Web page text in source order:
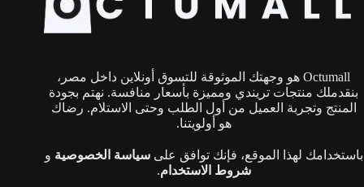
Octumall هو وجهتك الموثوقة للتسوق أونلاين داخل مصر،
بنقدملك منتجات تريندي ومميزة بأسعار منافسة. نهتم بجودة
المنتج وتجربة العميل من أول الطلب وحتى الاستلام. رضاك
هو أولويتنا.
باستخدامك لهذا الموقع، فإنك توافق علىسياسة الخصوصية و
شروط الاستخدام.